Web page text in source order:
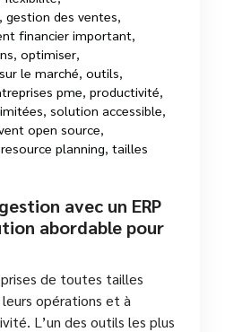
gestion des ventes
financier important
optimiser
le marché outils
pme productivité
solution accessible
open source
planning tailles
avec un ERP
abordable pour
de toutes tailles
opérations et à
L’un des outils les plus